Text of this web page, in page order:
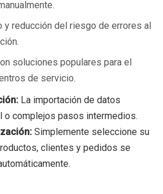
y reducción del riesgo de errores al
soluciones populares para el
de servicio.
La importación de datos
o complejos pasos intermedios.
Simplemente seleccione su
clientes y pedidos se